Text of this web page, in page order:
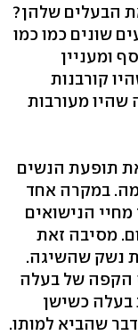
הבעלים שלהן?
שונים כמו כמו
ומעניין
קורבנות
שהיו מעורבות
תופעת הנשים
במקרה אחד
הנישואים
מסיבה זאת
נשק שהשיגה.
הקפה של בעלה
בעלה כשישן
שהביא למותו.